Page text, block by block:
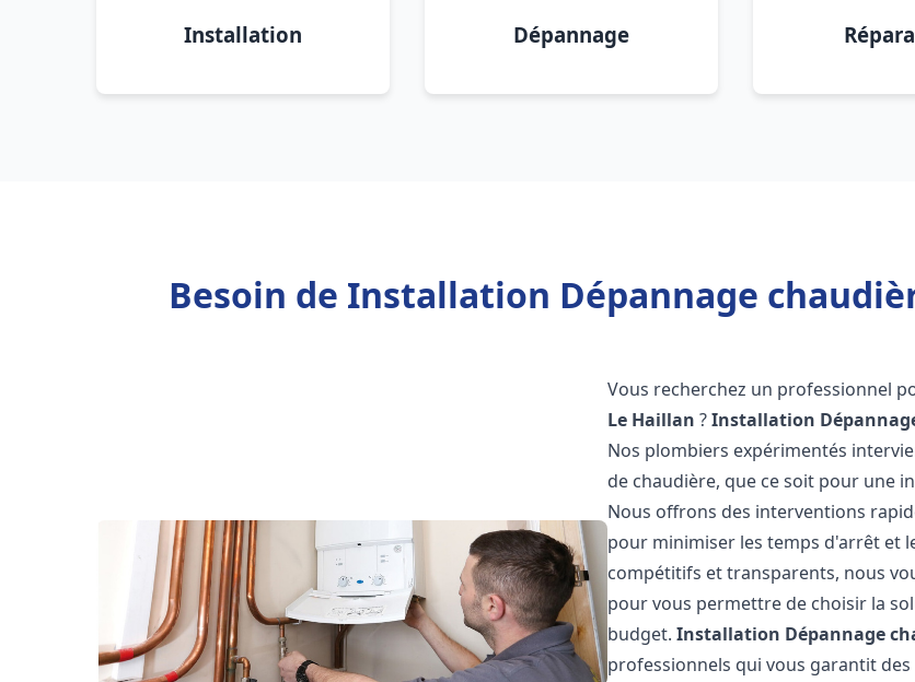
Installation Dépannage
Besoin de Installation Dépannage
Vous recherchez un professionnel
Le Haillan ?Installation
Nos plombiers expérimentés
de chaudière, que ce soit pour une
Nous offrons des interventions
pour minimiser les temps d'arrêt et
compétitifs et transparents, nous
pour vous permettre de choisir la
budget.Installation Dépannage
professionnels qui vous garantit